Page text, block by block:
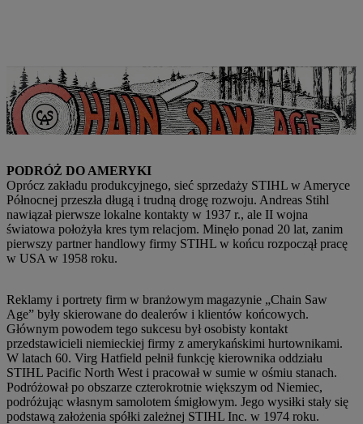
Reklamy w branżowym magazynie „Chain Saw Age” były wówczas
ważnym katalizatorem, który sprawił, że firma znalazła się w centrum
uwagi. | Zdjęcie: STIHL
PODRÓŻ DO AMERYKI
Oprócz zakładu produkcyjnego, sieć sprzedaży STIHL w Ameryce
Północnej przeszła długą i trudną drogę rozwoju. Andreas Stihl
nawiązał pierwsze lokalne kontakty w 1937 r., ale II wojna
światowa położyła kres tym relacjom. Minęło ponad 20 lat, zanim
pierwszy partner handlowy firmy STIHL w końcu rozpoczął pracę
w USA w 1958 roku.
Reklamy i portrety firm w branżowym magazynie „Chain Saw
Age” były skierowane do dealerów i klientów końcowych.
Głównym powodem tego sukcesu był osobisty kontakt
przedstawicieli niemieckiej firmy z amerykańskimi hurtownikami.
W latach 60. Virg Hatfield pełnił funkcję kierownika oddziału
STIHL Pacific North West i pracował w sumie w ośmiu stanach.
Podróżował po obszarze czterokrotnie większym od Niemiec,
podróżując własnym samolotem śmigłowym. Jego wysiłki stały się
podstawą założenia spółki zależnej STIHL Inc. w 1974 roku.